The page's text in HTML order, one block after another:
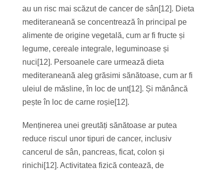
au un risc mai scăzut de cancer de sân[12]. Dieta
mediteraneană se concentrează în principal pe
alimente de origine vegetală, cum ar fi fructe și
legume, cereale integrale, leguminoase și
nuci[12]. Persoanele care urmează dieta
mediteraneană aleg grăsimi sănătoase, cum ar fi
uleiul de măsline, în loc de unt[12]. Și mănâncă
pește în loc de carne roșie[12].
Menținerea unei greutăți sănătoase ar putea
reduce riscul unor tipuri de cancer, inclusiv
cancerul de sân, pancreas, ficat, colon și
rinichi[12]. Activitatea fizică contează, de